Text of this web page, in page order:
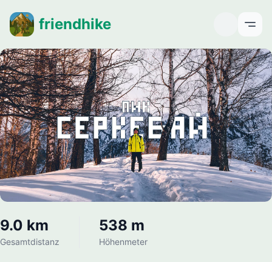
friendhike
9.0 km
Gesamtdistanz
538 m
Höhenmeter